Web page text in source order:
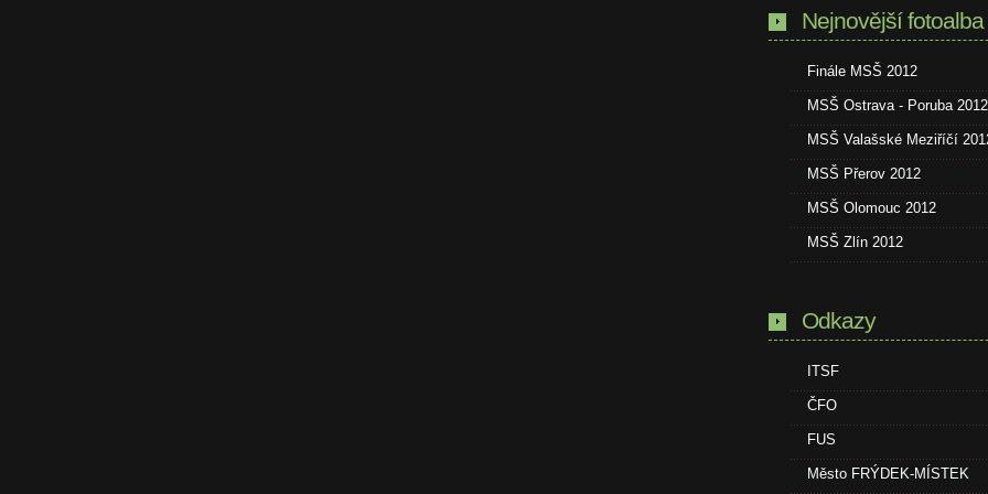
Nejnovější fotoalba
Finále MSŠ 2012
MSŠ Ostrava - Poruba 2012
MSŠ Valašské Meziříčí
MSŠ Přerov 2012
MSŠ Olomouc 2012
MSŠ Zlín 2012
Odkazy
ITSF
ČFO
FUS
Město FRÝDEK-MÍSTEK